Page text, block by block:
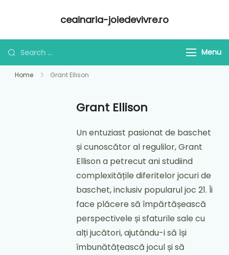
ceainaria-joiedevivre.ro
Looking
for
Something?
Menu
Home Grant Ellison
Grant Ellison
Un entuziast pasionat de baschet
și cunoscător al regulilor, Grant
Ellison a petrecut ani studiind
complexitățile diferitelor jocuri de
baschet, inclusiv popularul joc 21. Îi
face plăcere să împărtășească
perspectivele și sfaturile sale cu
alți jucători, ajutându-i să își
îmbunătățească jocul și să